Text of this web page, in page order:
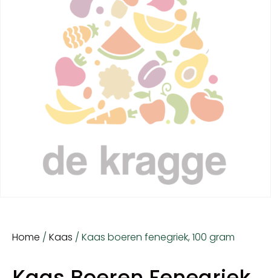
Home / Kaas / Kaas boeren fenegriek, 100 gram